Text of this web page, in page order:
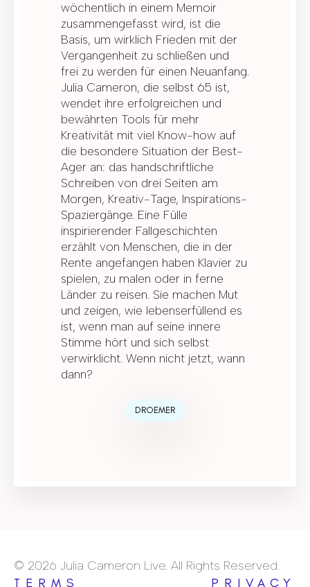
wöchentlich in einem Memoir
zusammengefasst wird, ist die
Basis, um wirklich Frieden mit der
Vergangenheit zu schließen und
frei zu werden für einen Neuanfang.
Julia Cameron, die selbst 65 ist,
wendet ihre erfolgreichen und
bewährten Tools für mehr
Kreativität mit viel Know-how auf
die besondere Situation der Best-
Ager an: das handschriftliche
Schreiben von drei Seiten am
Morgen, Kreativ-Tage, Inspirations-
Spaziergänge. Eine Fülle
inspirierender Fallgeschichten
erzählt von Menschen, die in der
Rente angefangen haben Klavier zu
spielen, zu malen oder in ferne
Länder zu reisen. Sie machen Mut
und zeigen, wie lebenserfüllend es
ist, wenn man auf seine innere
Stimme hört und sich selbst
verwirklicht. Wenn nicht jetzt, wann
dann?
DROEMER
© 2026 Julia Cameron Live. All Rights Reserved.
TERMS
PRIVACY